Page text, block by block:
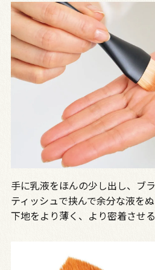
手に乳液をほんの少し出し、ブ
ティッシュで挟んで余分な液をぬ
下地をより薄く、より密着させる